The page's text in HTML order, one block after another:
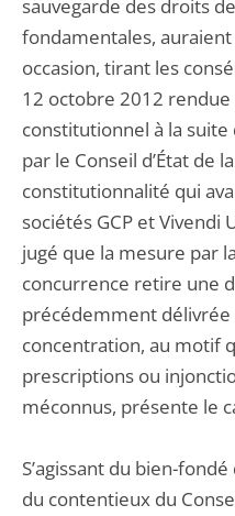
sauvegarde des droits
fondamentales,
occasion, tirant les
12 octobre 2012 rendue
constitutionnel à la
par le Conseil d’État de
constitutionnalité qui
sociétés GCP et Vivendi
jugé que la mesure par
concurrence retire une
précédemment
concentration, au motif
prescriptions ou
méconnus, présente le
S’agissant du bien-
du contentieux du